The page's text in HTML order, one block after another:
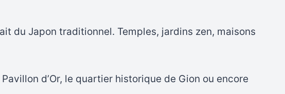
du Japon traditionnel. Temples, jardins zen, maisons
d’Or, le quartier historique de Gion ou encore